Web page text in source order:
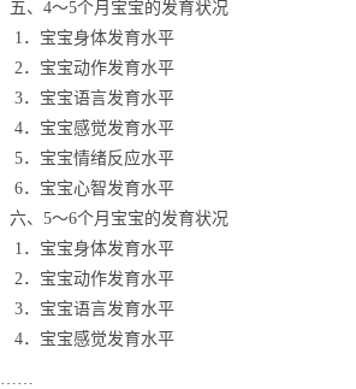
五、4～5个月宝宝的发育状况
1．宝宝身体发育水平
2．宝宝动作发育水平
3．宝宝语言发育水平
4．宝宝感觉发育水平
5．宝宝情绪反应水平
6．宝宝心智发育水平
六、5～6个月宝宝的发育状况
1．宝宝身体发育水平
2．宝宝动作发育水平
3．宝宝语言发育水平
4．宝宝感觉发育水平
……